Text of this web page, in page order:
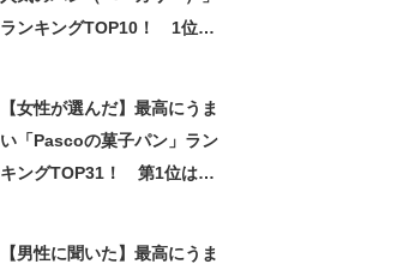
ランキングTOP10！ 1位は
【女性が選んだ】最高にうま
い「Pascoの菓子パン」ラン
キングTOP31！ 第1位は
【男性に聞いた】最高にうま